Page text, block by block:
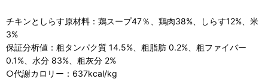
チキンとしらす原材料：鶏スープ47％、鶏肉38%、しらす12%、米
3%
保証分析値：粗タンパク質 14.5%、粗脂肪 0.2%、粗ファイバー
0.1%、水分 83%、粗灰分 2%
○代謝カロリー：637kcal/kg